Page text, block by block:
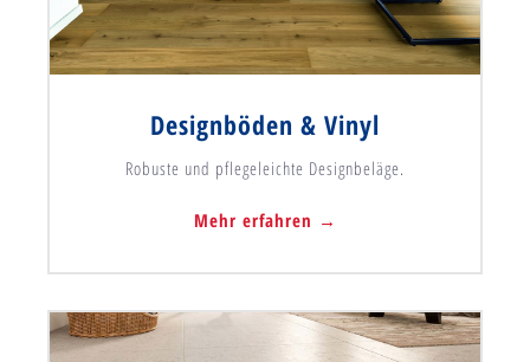
Designböden & Vinyl
Robuste und pflegeleichte Designbeläge.
Mehr erfahren →